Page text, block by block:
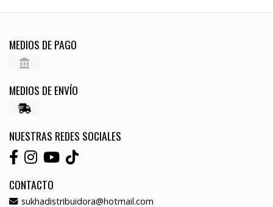
MEDIOS DE PAGO
MEDIOS DE ENVÍO
NUESTRAS REDES SOCIALES
CONTACTO
sukhadistribuidora@hotmail.com